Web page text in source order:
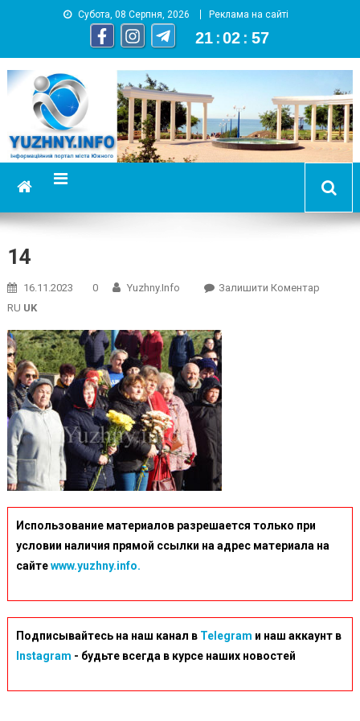
Субота, 08 Серпня, 2026 Реклама на сайті
21 :02 : 57
YUZHNY.INFO
информационный портал города Южный
14
16.11.2023 0 Yuzhny.info Залишити КоментарOn
RU UK
Использование материалов разрешается только при
условии наличия прямой ссылки на адрес материала на
сайтеwww.yuzhny.info.
Подписывайтесь на наш канал в Telegram и наш аккаунт в
Instagram - будьте всегда в курсе наших новостей